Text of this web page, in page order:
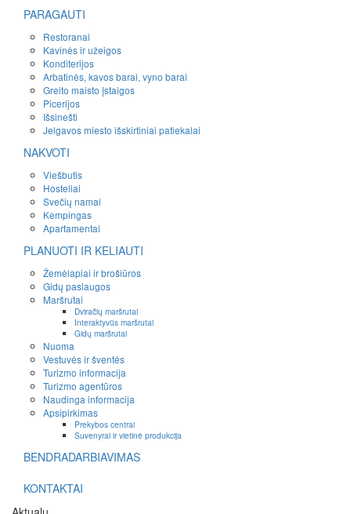
PARAGAUTI
Restoranai
Kavinės ir užeigos
Konditerijos
Arbatinės, kavos barai, vyno barai
Greito maisto įstaigos
Picerijos
Išsinešti
Jelgavos miesto išskirtiniai patiekalai
NAKVOTI
Viešbutis
Hosteliai
Svečių namai
Kempingas
Apartamentai
PLANUOTI IR KELIAUTI
Žemėlapiai ir brošiūros
Gidų paslaugos
Maršrutai
Dviračių maršrutai
Interaktyvūs maršrutai
Gidų maršrutai
Nuoma
Vestuvės ir šventės
Turizmo informacija
Turizmo agentūros
Naudinga informacija
Apsipirkimas
Prekybos centrai
Suvenyrai ir vietinė produkcija
BENDRADARBIAVIMAS
KONTAKTAI